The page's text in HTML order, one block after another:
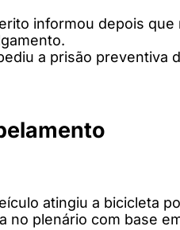
informou depois
a prisão
atingiu a bicicleta
no plenário com base